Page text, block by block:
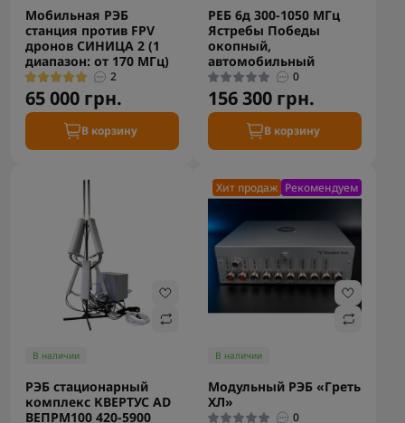
Мобильная РЭБ
станция против FPV
дронов СИНИЦА 2 (1
диапазон: от 170 МГц)
2
65 000 грн.
В корзину
РЕБ 6д 300-1050 МГц
Ястребы Победы
окопный,
автомобильный
0
156 300 грн.
В корзину
В наличии
РЭБ стационарный
комплекс КВЕРТУС AD
ВЕПРM100 420-5900
Хит продаж Рекомендуем
В наличии
Модульный РЭБ «Греть
ХЛ»
0